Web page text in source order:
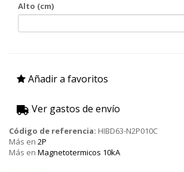
Alto (cm)
Añadir a favoritos
Ver gastos de envío
Código de referencia: HIBD63-N2P010C
Más en 2P
Más en Magnetotermicos 10kA